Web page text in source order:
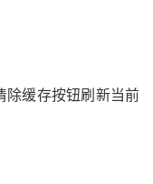
除缓存按钮刷新当前